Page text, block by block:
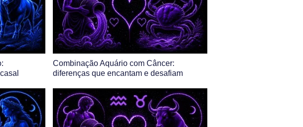
Combinação Aquário com Câncer:
diferenças que encantam e desafiam